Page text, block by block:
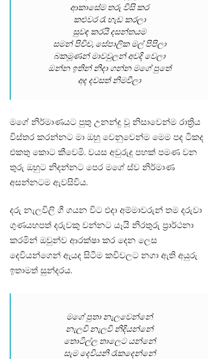
ආකාසේම තරු විසි කර
කළුවර රෑ හැඩ කරලා
සුවඳ කරයි දසන්තයම
සමන් පිචිච, සේපාලික මල් පිපිලා
බකමූණන් මාවවුලන් අවදි වෙලා
ඔන්න ඉතින් නිදා ගන්න මගේ පුතේ
අද දවසත් නිමවීලා
මගේ නිර්මාණයට පුතු උනන්දු වූ නිසාවෙන්ම රාත්‍රිය
විස්තර කරන්නට මා ඔහු වෙනුවෙන්ම මෙම පද ටිකද
එකතු කොට කීවෙමි. වයස අවුරුදු පහක් පමණ වන
තුරු ඔහුට නිදන්නට පෙර මගේ ස්ව නිර්මාණ
අසන්නටම ඇවසිවිය.
දරු නැලවිලි ගී ගයන විට එදා අම්මාවරුන් තම දරුවා
ගුණයහපත් දරුවකු වන්නට යෑයි නිරතුරු ප්‍රාර්ථනා
කරමින් ඔවුන්ව ආරක්ෂා කර දෙන ලෙස
දෙවියන්ගෙන් ඇයද සිටීම කවිවලට නගා ඇති අයුරු
ඉතාමත් සුන්දරය.
මගේ පුතා නැලවෙන්නේ
නැලවි නැලවි නිදියන්නේ
තොටිල්ල තාලෙට යන්නේ
සැම දෙවියනි රැකදෙන්නේ